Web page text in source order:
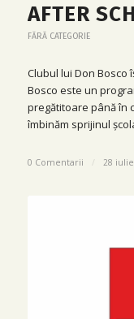
AFTER
FĂRĂ CATEGORIE
Clubul lui Don
Bosco este un
pregătitoare până în
îmbinăm sprijinul
0 Comentarii / 28